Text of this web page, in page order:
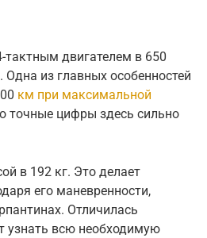
тактным двигателем в 650
из главных особенностей
км при максимальной
точные цифры здесь сильно
в 192 кг. Это делает
его маневренности,
Отличилась
узнать всю необходимую